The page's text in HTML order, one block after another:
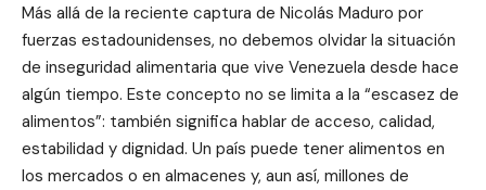
Más allá de la reciente captura de Nicolás Maduro por
fuerzas estadounidenses, no debemos olvidar la situación
de inseguridad alimentaria que vive Venezuela desde hace
algún tiempo. Este concepto no se limita a la “escasez de
alimentos”: también significa hablar de acceso, calidad,
estabilidad y dignidad. Un país puede tener alimentos en
los mercados o en almacenes y, aun así, millones de